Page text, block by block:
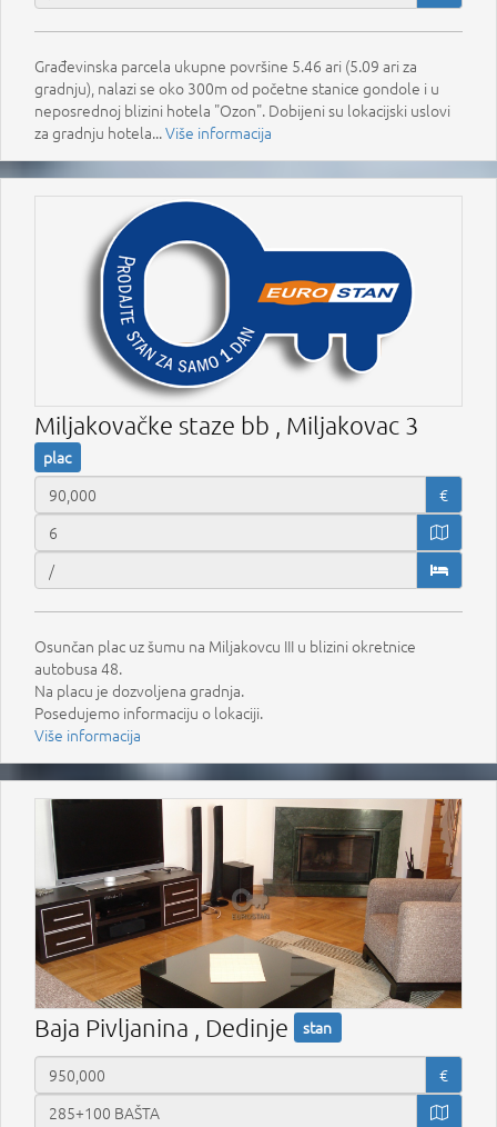
Građevinska parcela ukupne površine 5.46 ari (5.09 ari za
gradnju), nalazi se oko 300m od početne stanice gondole i u
neposrednoj blizini hotela "Ozon". Dobijeni su lokacijski uslovi
za gradnju hotela...Više informacija
Miljakovačke staze bb , Miljakovac 3
plac
€
Osunčan plac uz šumu na Miljakovcu III u blizini okretnice
autobusa 48.
Na placu je dozvoljena gradnja.
Posedujemo informaciju o lokaciji.
Više informacija
Baja Pivljanina , Dedinje stan
€